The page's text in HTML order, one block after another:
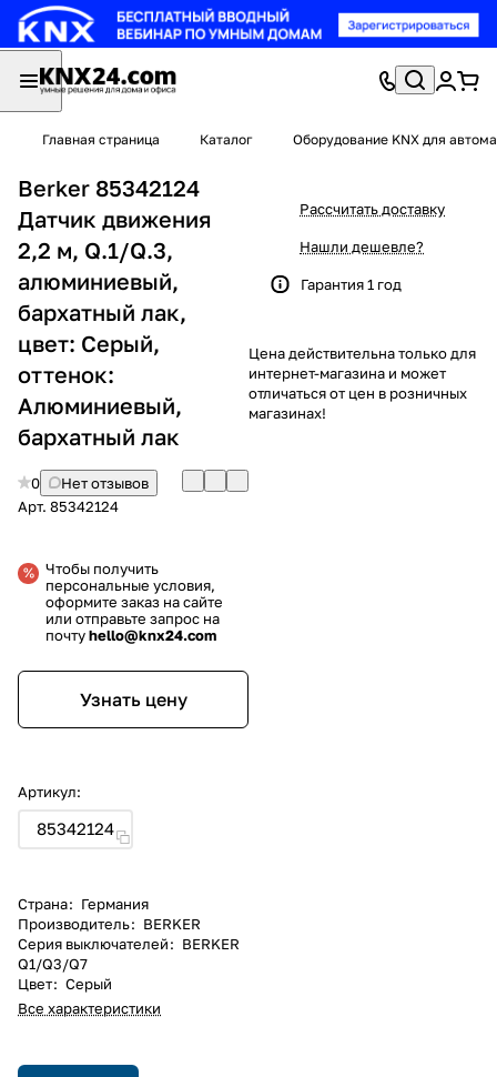
Главная страница Каталог Оборудование KNX для
Berker 85342124
Датчик движения
2,2 м, Q.1/Q.3,
алюминиевый,
бархатный лак,
цвет: Серый,
оттенок:
Алюминиевый,
бархатный лак
0
Нет отзывов
Арт. 85342124
Чтобы получить
персональные условия,
оформите заказ на сайте
или отправьте запрос на
почтуhello@knx24.com
Узнать цену
Артикул:
85342124
Страна: Германия
Производитель: BERKER
Серия выключателей: BERKER
Q1/Q3/Q7
Цвет: Серый
Все характеристики
Рассчитать доставку
Нашли дешевле?
Гарантия 1 год
Цена действительна только для
интернет-магазина и может
отличаться от цен в розничных
магазинах!